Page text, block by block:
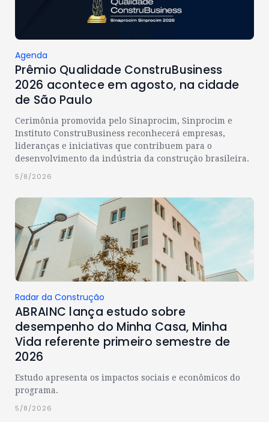
Agenda
Prêmio Qualidade ConstruBusiness
2026 acontece em agosto, na cidade
de São Paulo
Cerimônia promovida pelo Sinaprocim, Sinprocim e
Instituto ConstruBusiness reconhecerá empresas,
lideranças e iniciativas que contribuem para o
desenvolvimento da indústria da construção brasileira.
5/8/2026
Radar da Construção
ABRAINC lança estudo sobre
desempenho do Minha Casa, Minha
Vida referente primeiro semestre de
2026
Estudo apresenta os impactos sociais e econômicos do
programa.
5/8/2026